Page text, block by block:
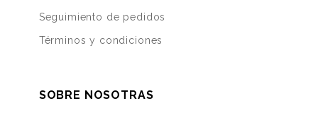
Seguimiento de pedidos
Términos y condiciones
SOBRE NOSOTRAS